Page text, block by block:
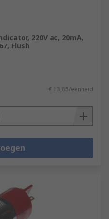
220V ac, 20mA,
Flush
€ 13,85/eenheid